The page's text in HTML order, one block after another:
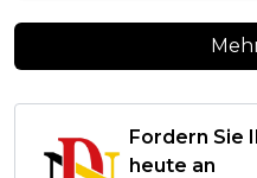
Fordern Sie
heute an